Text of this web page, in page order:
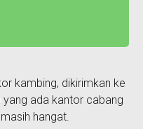
kambing, dikirimkan ke
ada kantor cabang
hangat.